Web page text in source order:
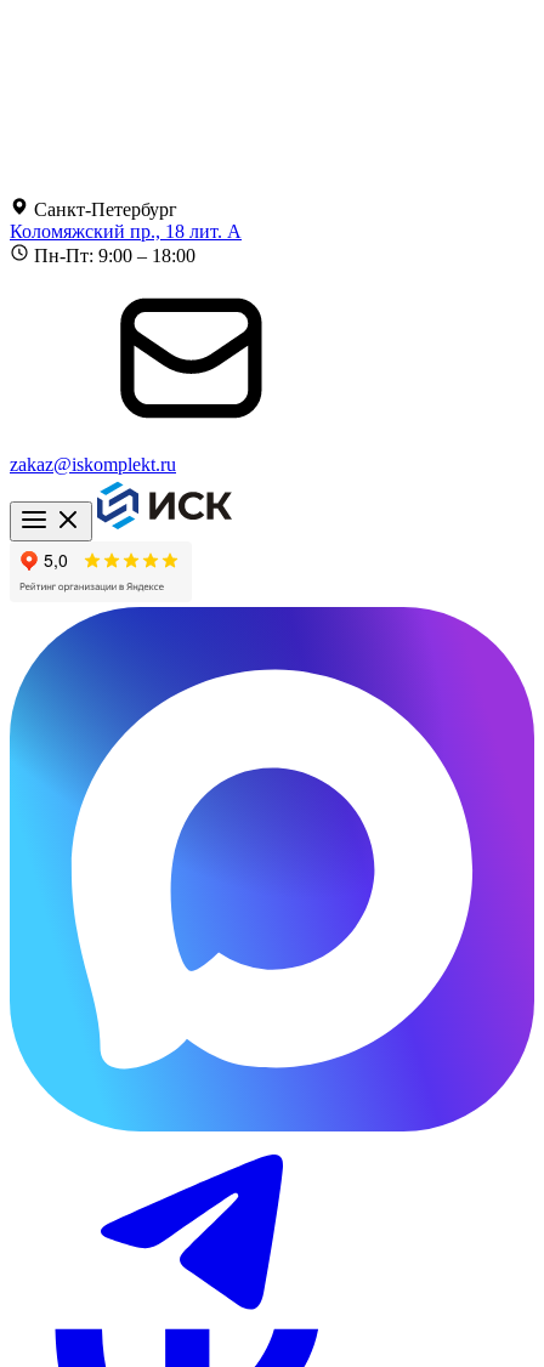
Санкт-Петербург
Коломяжский пр., 18 лит. А
Пн-Пт: 9:00 – 18:00
zakaz@iskomplekt.ru